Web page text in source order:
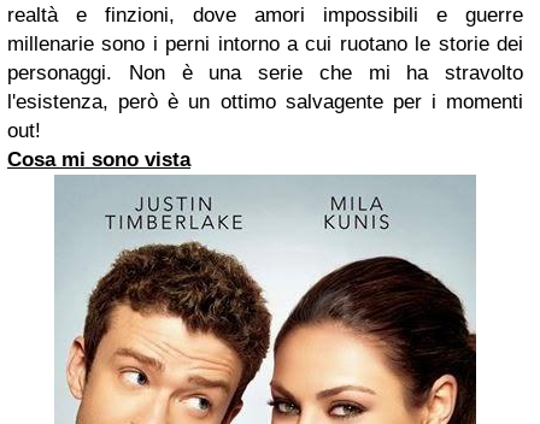
realtà e finzioni, dove amori impossibili e guerre
millenarie sono i perni intorno a cui ruotano le storie dei
personaggi. Non è una serie che mi ha stravolto
l'esistenza, però è un ottimo salvagente per i momenti
out!
Cosa mi sono vista